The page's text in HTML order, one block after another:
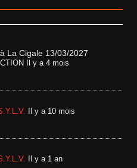
La Cigale 13/03/2027
Il y a 4 mois
Il y a 10 mois
Il y a 1 an